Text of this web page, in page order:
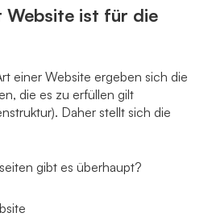
Website ist für die
einer Website ergeben sich die
die es zu erfüllen gilt
Daher stellt sich die
gibt es überhaupt?